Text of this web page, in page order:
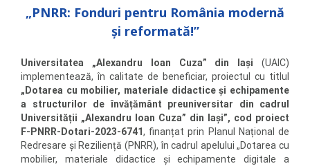
„PNRR: Fonduri pentru România modernă
și reformată!”
Universitatea „Alexandru Ioan Cuza” din Iaşi (UAIC)
implementează, în calitate de beneficiar, proiectul cu titlul
„Dotarea cu mobilier, materiale didactice și echipamente
a structurilor de învățământ preuniversitar din cadrul
Universității „Alexandru Ioan Cuza” din Iași”, cod proiect
F-PNRR-Dotari-2023-6741, finanțat prin Planul Național de
Redresare și Reziliență (PNRR), în cadrul apelului „Dotarea cu
mobilier, materiale didactice și echipamente digitale a